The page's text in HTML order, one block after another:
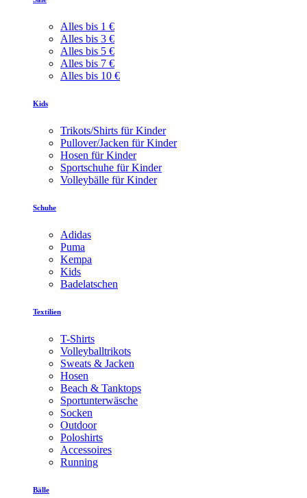
Alles bis 1 €
Alles bis 3 €
Alles bis 5 €
Alles bis 7 €
Alles bis 10 €
Kids
Trikots/Shirts für Kinder
Pullover/Jacken für Kinder
Hosen für Kinder
Sportschuhe für Kinder
Volleybälle für Kinder
Schuhe
Adidas
Puma
Kempa
Kids
Badelatschen
Textilien
T-Shirts
Volleyballtrikots
Sweats & Jacken
Hosen
Beach & Tanktops
Sportunterwäsche
Socken
Outdoor
Poloshirts
Accessoires
Running
Bälle